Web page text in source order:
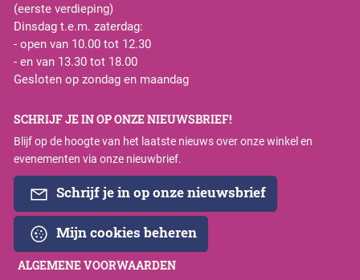
(eerste verdieping)
Dinsdag t.e.m. zaterdag:
- open van 10.00 tot 12.30
- en van 13.30 tot 18.00
Gesloten op zondag en maandag
SCHRIJF JE IN OP ONZE NIEUWSBRIEF!
Blijf op de hoogte van het laatste nieuws over onze winkel en
evenementen via onze nieuwbrief.
Schrijf je in op onze nieuwsbrief
Mijn cookies beheren
ALGEMENE VOORWAARDEN